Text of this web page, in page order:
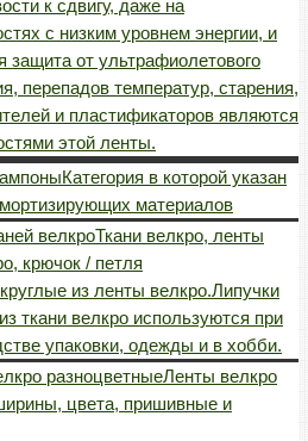
к сдвигу, даже на
с низким уровнем энергии, и
защита от ультрафиолетового
перепадов температур, старения,
и пластификаторов являются
этой ленты.
Категория в которой указан
материалов
велкроТкани велкро, ленты
крючок / петля
из ленты велкро.Липучки
ткани велкро используются при
упаковки, одежды и в хобби.
разноцветныеЛенты велкро
цвета, пришивные и